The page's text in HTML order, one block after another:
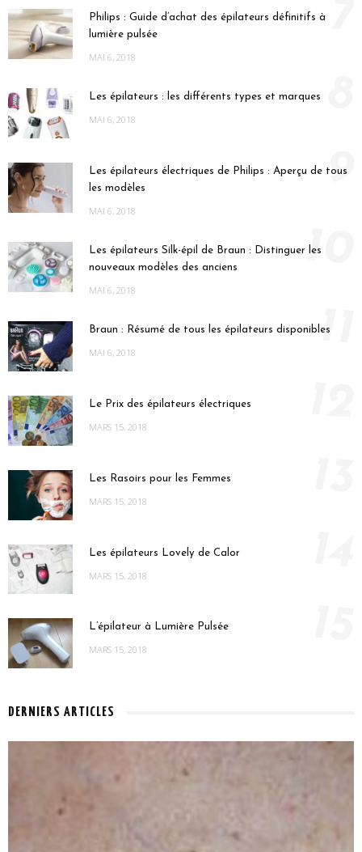
Philips : Guide d’achat des épilateurs définitifs à
lumière pulsée
MAI 6, 2018
Les épilateurs : les différents types et marques
MAI 6, 2018
Les épilateurs électriques de Philips : Aperçu de tous
les modèles
MAI 6, 2018
9
Les épilateurs Silk-épil de Braun : Distinguer les
nouveaux modèles des anciens
MAI 6, 2018
10
Braun : Résumé de tous les épilateurs disponibles
MAI 6, 2018 11
Le Prix des épilateurs électriques
MARS 15, 2018
Les Rasoirs pour les Femmes
MARS 15, 2018
Les épilateurs Lovely de Calor
MARS 15, 2018
L’épilateur à Lumière Pulsée
MARS 15, 2018
DERNIERS ARTICLES